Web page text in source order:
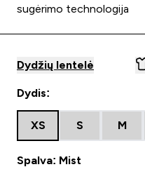
sugėrimo technologija
Dydžių lentelė
Dydis:
XS S M
Spalva: Mist